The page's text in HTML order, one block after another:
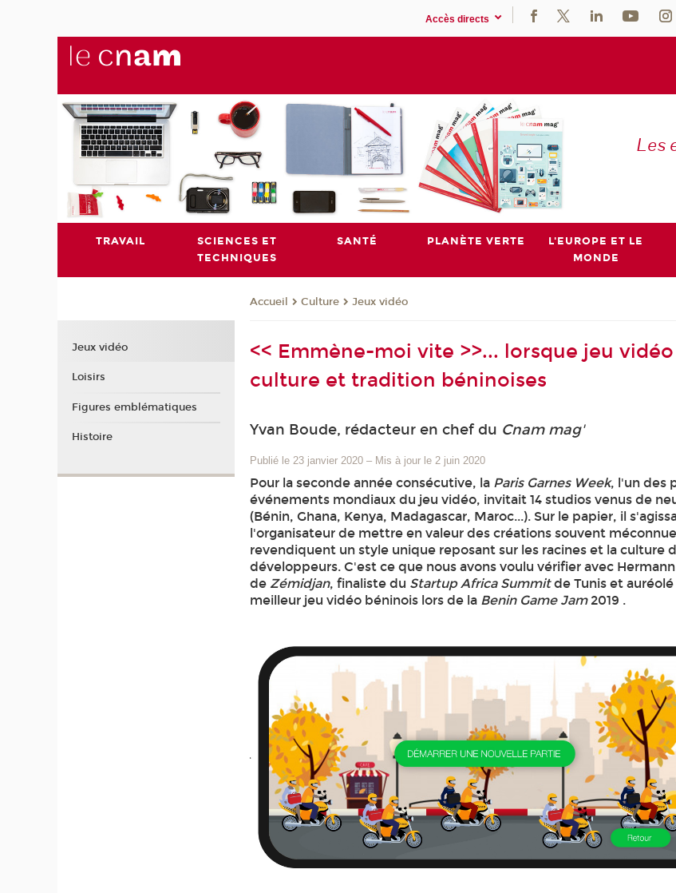
Accès directs
Les
TRAVAIL
SCIENCES ET
TECHNIQUES
SANTÉ PLANÈTE VERTE
L'EUROPE ET LE
MONDE
Accueil Culture Jeux vidéo
<< Emmène-moi vite >>... lorsque jeu
culture et tradition béninoises
Yvan Boude, rédacteur en chef du Cnam mag'
Publié le 23 janvier 2020 – Mis à jour le 2 juin 2020
Pour la seconde année consécutive, la Paris Garnes Week, l'un des
événements mondiaux du jeu vidéo, invitait 14 studios venus de
(Bénin, Ghana, Kenya, Madagascar, Maroc...). Sur le papier, il
l'organisateur de mettre en valeur des créations souvent
revendiquent un style unique reposant sur les racines et la culture
développeurs. C'est ce que nous avons voulu vérifier avec
deZémidjan, finaliste du Startup Africa Summitde Tunis et
meilleur jeu vidéo béninois lors de la Benin Game Jam2019 .
Jeux vidéo
Loisirs
Figures emblématiques
Histoire